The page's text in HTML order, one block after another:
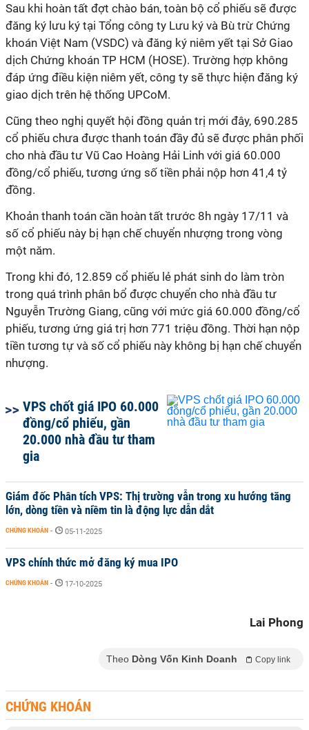
Sau khi hoàn tất đợt chào bán, toàn bộ cổ phiếu sẽ được
đăng ký lưu ký tại Tổng công ty Lưu ký và Bù trừ Chứng
khoán Việt Nam (VSDC) và đăng ký niêm yết tại Sở Giao
dịch Chứng khoán TP HCM (HOSE). Trường hợp không
đáp ứng điều kiện niêm yết, công ty sẽ thực hiện đăng ký
giao dịch trên hệ thống UPCoM.
Cũng theo nghị quyết hội đồng quản trị mới đây, 690.285
cổ phiếu chưa được thanh toán đầy đủ sẽ được phân phối
cho nhà đầu tư Vũ Cao Hoàng Hải Linh với giá 60.000
đồng/cổ phiếu, tương ứng số tiền phải nộp hơn 41,4 tỷ
đồng.
Khoản thanh toán cần hoàn tất trước 8h ngày 17/11 và
số cổ phiếu này bị hạn chế chuyển nhượng trong vòng
một năm.
Trong khi đó, 12.859 cổ phiếu lẻ phát sinh do làm tròn
trong quá trình phân bổ được chuyển cho nhà đầu tư
Nguyễn Trường Giang, cũng với mức giá 60.000 đồng/cổ
phiếu, tương ứng giá trị hơn 771 triệu đồng. Thời hạn nộp
tiền tương tự và số cổ phiếu này không bị hạn chế chuyển
nhượng.
VPS chốt giá IPO 60.000
đồng/cổ phiếu, gần
20.000 nhà đầu tư tham
gia
Giám đốc Phân tích VPS: Thị trường vẫn trong xu hướng tăng
lớn, dòng tiền và niềm tin là động lực dẫn dắt
CHỨNG KHOÁN - 05-11-2025
VPS chính thức mở đăng ký mua IPO
CHỨNG KHOÁN - 17-10-2025
Lai Phong
Theo Dòng Vốn Kinh Doanh Copy link
CHỨNG KHOÁN